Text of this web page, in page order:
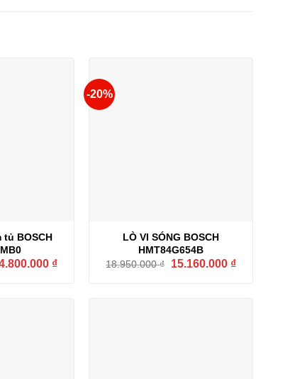
BOSCH
₫Giá
14.800.000 ₫.
-20%
LÒ VI SÓNG BOSCH
HMT84G654B
18.950.000₫
Giá
15.160.000 ₫Giá
15.160.000